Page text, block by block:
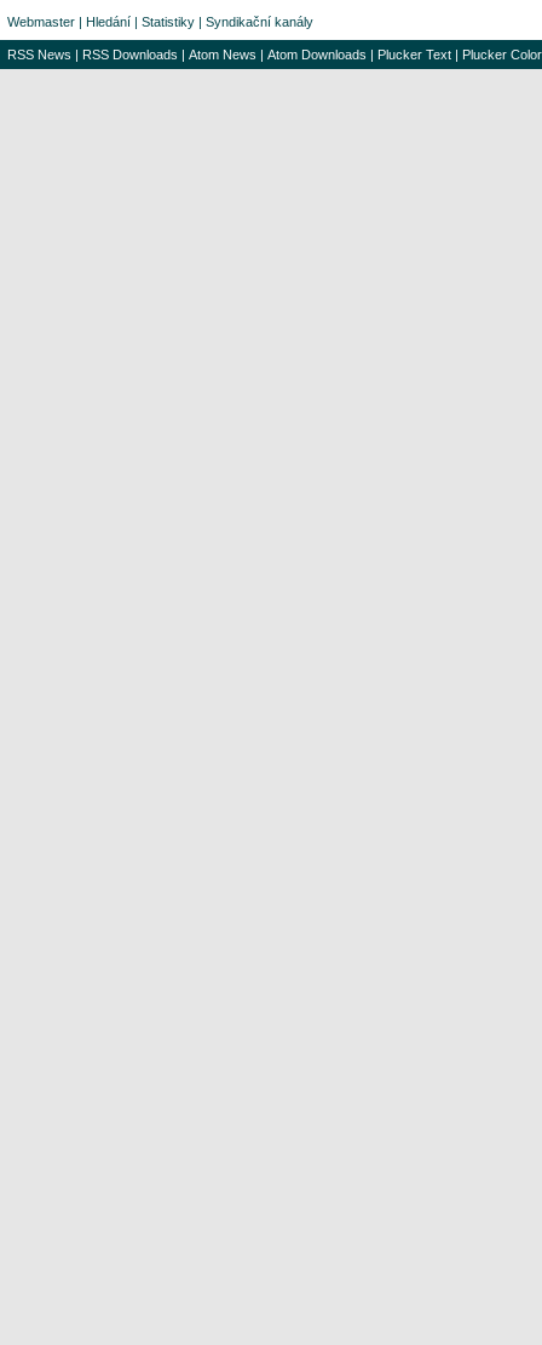
Webmaster | Hledání | Statistiky | Syndikační kanály
RSS News | RSS Downloads | Atom News | Atom Downloads | Plucker Text | Plucker Color